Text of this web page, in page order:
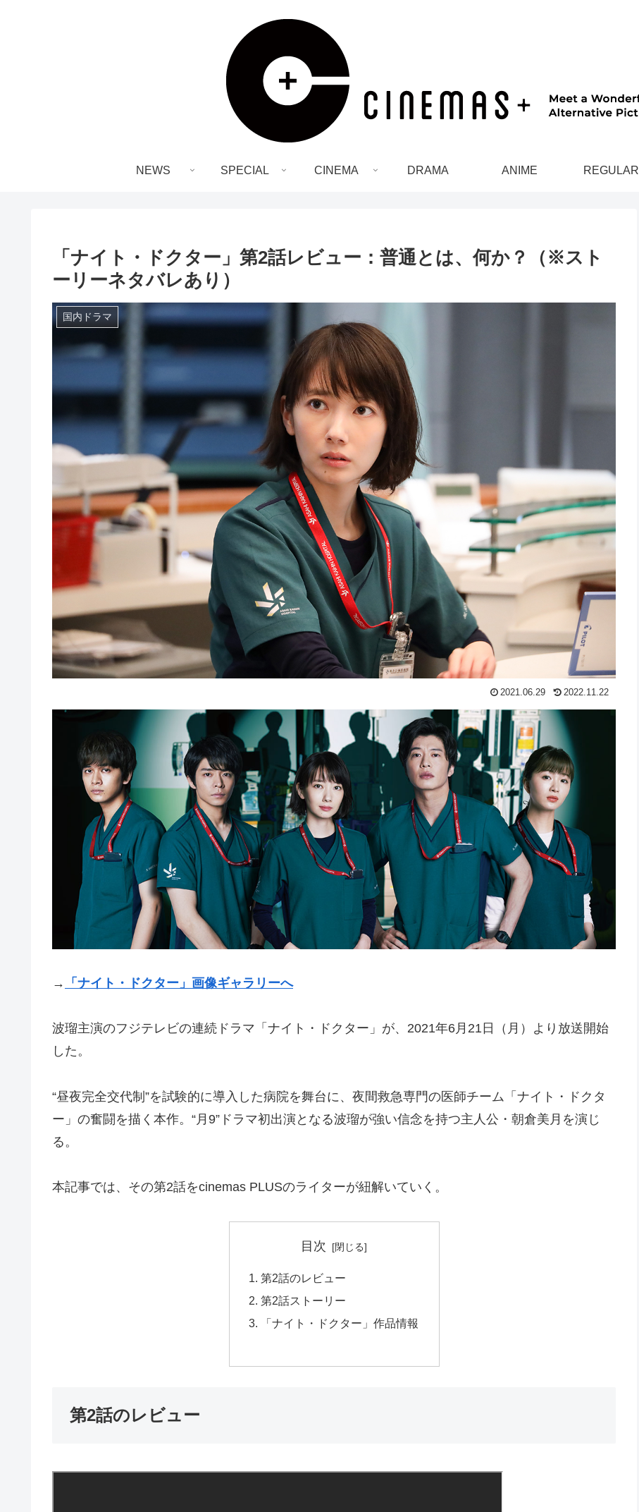
NEWS SPECIAL CINEMA DRAMA ANIME REGULAR
「ナイト・ドクター」第2話レビュー：普通とは、何か？（※スト
ーリーネタバレあり）
国内ドラマ
2021.06.29 2022.11.22
→ 「ナイト・ドクター」画像ギャラリーへ
波瑠主演のフジテレビの連続ドラマ「ナイト・ドクター」が、2021年6月21日（月）より放送開始
した。
“昼夜完全交代制”を試験的に導入した病院を舞台に、夜間救急専門の医師チーム「ナイト・ドクタ
ー」の奮闘を描く本作。“月9”ドラマ初出演となる波瑠が強い信念を持つ主人公・朝倉美月を演じ
る。
本記事では、その第2話をcinemas PLUSのライターが紐解いていく。
目次
第2話のレビュー
第2話ストーリー
「ナイト・ドクター」作品情報
第2話のレビュー